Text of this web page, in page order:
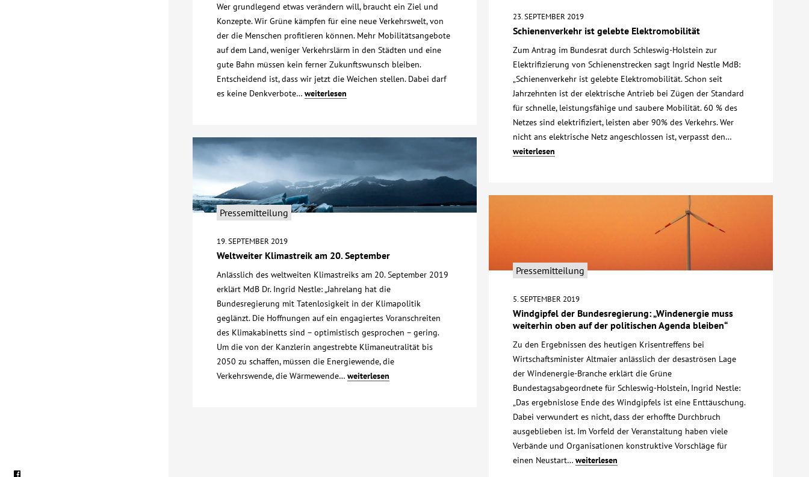
Wer grundlegend etwas verändern will, braucht ein Ziel und
Konzepte. Wir Grüne kämpfen für eine neue Verkehrswelt, von
der die Menschen profitieren können. Mehr Mobilitätsangebote
auf dem Land, weniger Verkehrslärm in den Städten und eine
gute Bahn müssen kein ferner Zukunftswunsch bleiben.
Entscheidend ist, dass wir jetzt die Weichen stellen. Dabei darf
es keine Denkverbote… weiterlesen
23. SEPTEMBER 2019
Schienenverkehr ist gelebte Elektromobilität
Zum Antrag im Bundesrat durch Schleswig-Holstein zur
Elektrifizierung von Schienenstrecken sagt Ingrid Nestle MdB:
„Schienenverkehr ist gelebte Elektromobilität. Schon seit
Jahrzehnten ist der elektrische Antrieb bei Zügen der Standard
für schnelle, leistungsfähige und saubere Mobilität. 60 % des
Netzes sind elektrifiziert, leisten aber 90% des Verkehrs. Wer
nicht ans elektrische Netz angeschlossen ist, verpasst den…
weiterlesen
Pressemitteilung
19. SEPTEMBER 2019
Weltweiter Klimastreik am 20. September
Anlässlich des weltweiten Klimastreiks am 20. September 2019
erklärt MdB Dr. Ingrid Nestle: „Jahrelang hat die
Bundesregierung mit Tatenlosigkeit in der Klimapolitik
geglänzt. Die Hoffnungen auf ein engagiertes Voranschreiten
des Klimakabinetts sind – optimistisch gesprochen – gering.
Um die von der Kanzlerin angestrebte Klimaneutralität bis
2050 zu schaffen, müssen die Energiewende, die
Verkehrswende, die Wärmewende… weiterlesen
Pressemitteilung
5. SEPTEMBER 2019
Windgipfel der Bundesregierung: „Windenergie muss
weiterhin oben auf der politischen Agenda bleiben“
Zu den Ergebnissen des heutigen Krisentreffens bei
Wirtschaftsminister Altmaier anlässlich der desaströsen Lage
der Windenergie-Branche erklärt die Grüne
Bundestagsabgeordnete für Schleswig-Holstein, Ingrid Nestle:
„Das ergebnislose Ende des Windgipfels ist eine Enttäuschung.
Dabei verwundert es nicht, dass der erhoffte Durchbruch
ausgeblieben ist. Im Vorfeld der Veranstaltung haben viele
Verbände und Organisationen konstruktive Vorschläge für
einen Neustart… weiterlesen